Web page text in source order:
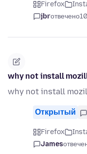
Firefox
jbrотвечено
why not install
why not install
Открытый
Firefox
James